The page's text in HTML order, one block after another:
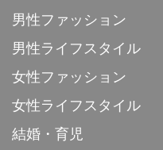
男性ファッション
男性ライフスタイル
女性ファッション
女性ライフスタイル
結婚・育児